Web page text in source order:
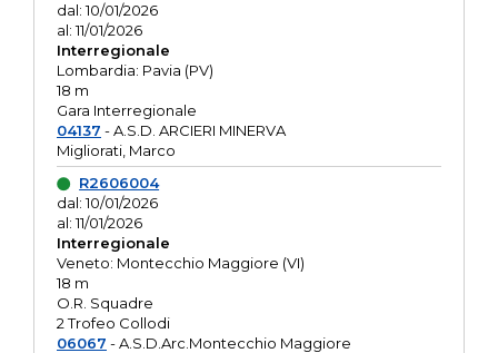
dal: 10/01/2026
al: 11/01/2026
Interregionale
Lombardia: Pavia (PV)
18 m
Gara Interregionale
04137 - A.S.D. ARCIERI MINERVA
Migliorati, Marco
R2606004
dal: 10/01/2026
al: 11/01/2026
Interregionale
Veneto: Montecchio Maggiore (VI)
18 m
O.R. Squadre
2 Trofeo Collodi
06067 - A.S.D.Arc.Montecchio Maggiore